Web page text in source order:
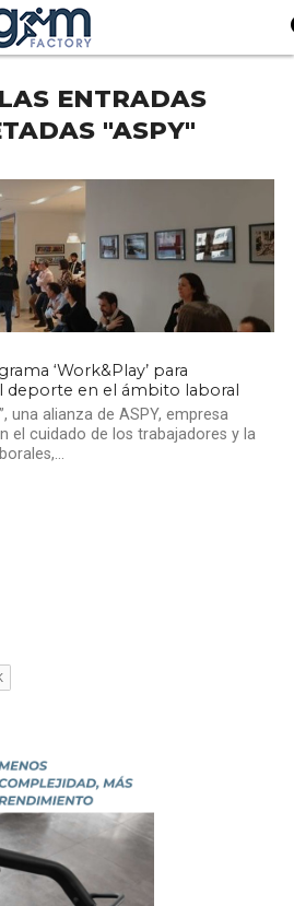
ENTRADAS
"ASPY"
‘Work&Play’ para
deporte en el ámbito laboral
una alianza de ASPY, empresa
el cuidado de los trabajadores y la